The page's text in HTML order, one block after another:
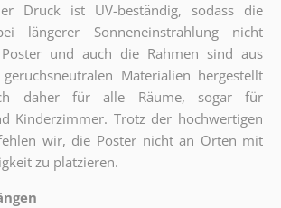
Druck ist UV-beständig, sodass die
längerer Sonneneinstrahlung nicht
und auch die Rahmen sind aus
Materialien hergestellt
daher für alle Räume, sogar für
Kinderzimmer. Trotz der hochwertigen
wir, die Poster nicht an Orten mit
zu platzieren.